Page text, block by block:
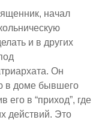
начал
и в других
Он
в доме бывшего
его в “приход”, где
действий. Это